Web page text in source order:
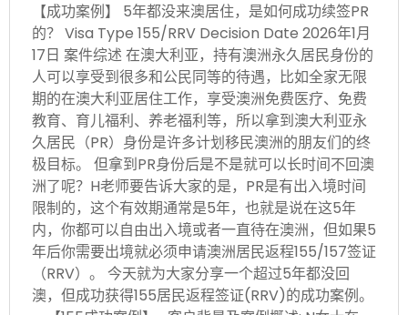
【成功案例】 5年都没来澳居住，是如何成功续签PR
的？ Visa Type 155/RRV Decision Date 2026年1月
17日 案件综述 在澳大利亚，持有澳洲永久居民身份的
人可以享受到很多和公民同等的待遇，比如全家无限
期的在澳大利亚居住工作，享受澳洲免费医疗、免费
教育、育儿福利、养老福利等，所以拿到澳大利亚永
久居民（PR）身份是许多计划移民澳洲的朋友们的终
极目标。 但拿到PR身份后是不是就可以长时间不回澳
洲了呢？H老师要告诉大家的是，PR是有出入境时间
限制的，这个有效期通常是5年，也就是说在这5年
内，你都可以自由出入境或者一直待在澳洲，但如果5
年后你需要出境就必须申请澳洲居民返程155/157签证
（RRV）。 今天就为大家分享一个超过5年都没回
澳，但成功获得155居民返程签证(RRV)的成功案例。